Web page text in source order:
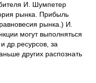
И. Шумпетер
рынка. Прибыль
рынка.) И.
могут выполняться
др.ресурсов, за
других распознать